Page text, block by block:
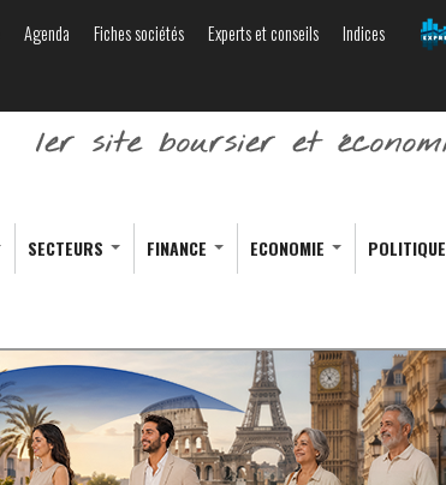
contenu
principal
Agenda Fiches sociétés Experts et conseils Indices
SECTEURS FINANCE ECONOMIE POLITIQUE